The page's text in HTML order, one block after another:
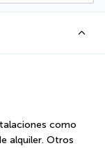
como
alquiler. Otros